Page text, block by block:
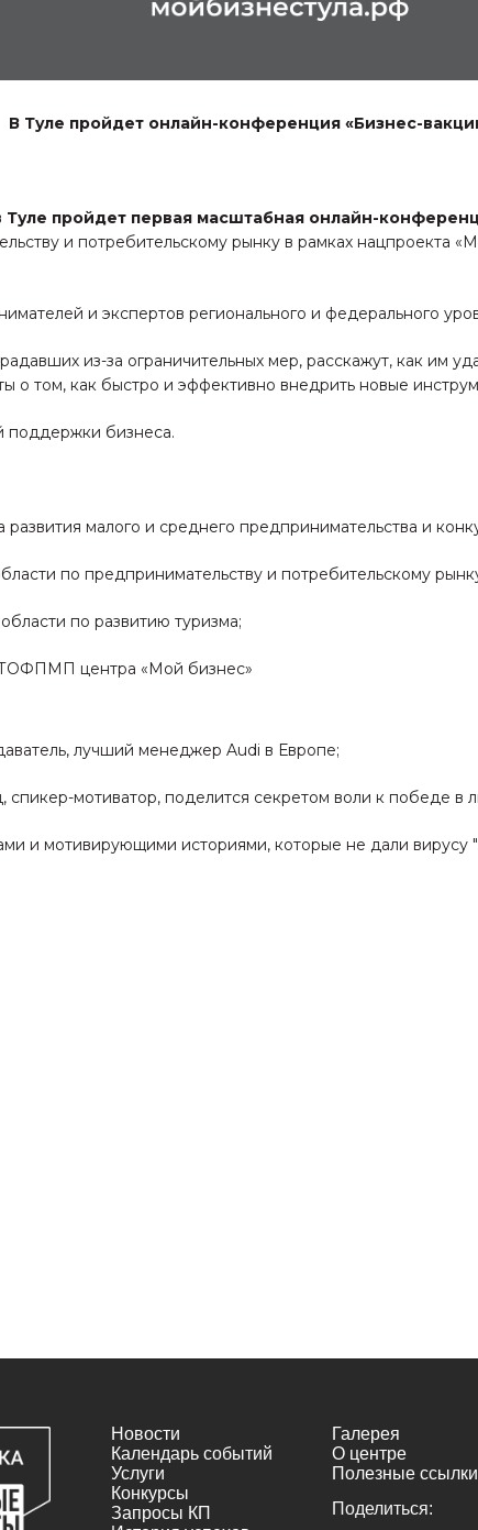
В Туле пройдет онлайн-конференция «Бизнес-
пройдет первая масштабная онлайн-
и потребительскому рынку в рамках
и экспертов регионального и федерального
из-за ограничительных мер, расскажут, как им
о том, как быстро и эффективно внедрить новые
поддержки бизнеса.
развития малого и среднего предпринимательства и
по предпринимательству и потребительскому
по развитию туризма;
центра «Мой бизнес»
лучший менеджер Audi в Европе;
мотиватор, поделится секретом воли к победе в
и мотивирующими историями, которые не дали вирусу
Новости
Календарь событий
Услуги
Конкурсы
Запросы КП
Галерея
О центре
Полезные ссылки
Поделиться: